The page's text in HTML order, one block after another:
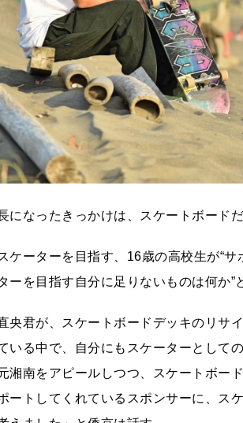
になったきっかけは、スケートボード
ケーターを目指す、16歳の高校生が“
ーを目指す自分に足りないものは何か
央君が、スケートボードデッキのリ
いる中で、自分にもスケーターとして
湘南をアピールしつつ、スケートボー
ートしてくれているスポンサーに、ス